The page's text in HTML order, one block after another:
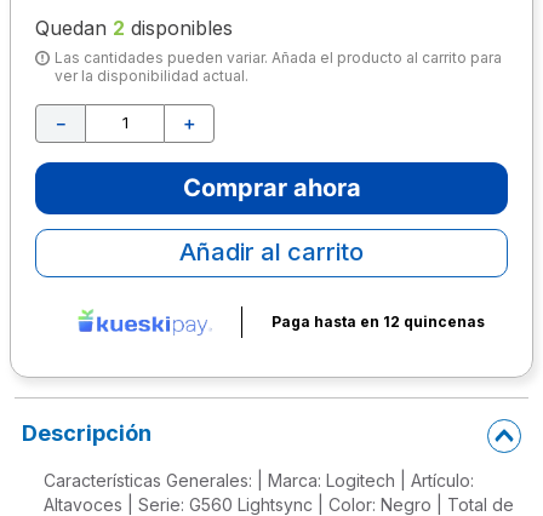
Quedan 2 disponibles
Las cantidades pueden variar. Añada el producto al carrito para
ver la disponibilidad actual.
＋
－
Comprar ahora
Añadir al carrito
Paga hasta en 12 quincenas
Descripción
Características Generales: | Marca: Logitech | Artículo:
Altavoces | Serie: G560 Lightsync | Color: Negro | Total de